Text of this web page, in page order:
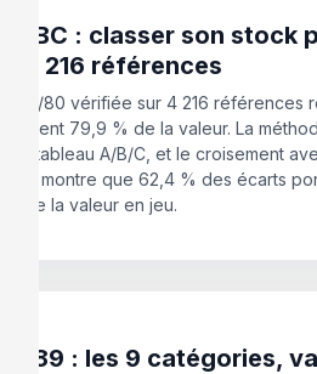
ABC : classer son stock
4 216 références
20/80 vérifiée sur 4 216 références
79,9 % de la valeur. La
le tableau A/B/C, et le croisement
qui montre que 62,4 % des écarts
de la valeur en jeu.
R489 : les 9 catégories,